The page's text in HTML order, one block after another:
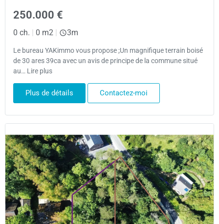
250.000 €
0 ch. | 0 m2 | 3m
Le bureau YAKimmo vous propose ;Un magnifique terrain boisé
de 30 ares 39ca avec un avis de principe de la commune situé
au… Lire plus
Plus de détails Contactez-moi